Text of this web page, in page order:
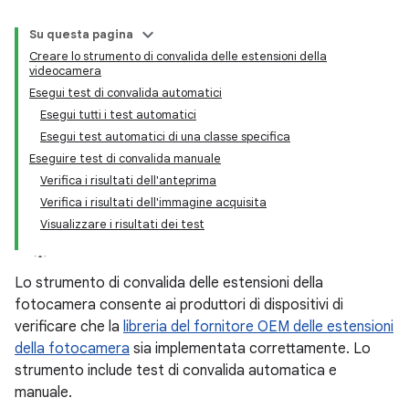
Su questa pagina
Creare lo strumento di convalida delle estensioni della
videocamera
Esegui test di convalida automatici
Esegui tutti i test automatici
Esegui test automatici di una classe specifica
Eseguire test di convalida manuale
Verifica i risultati dell'anteprima
Verifica i risultati dell'immagine acquisita
Visualizzare i risultati dei test
Lo strumento di convalida delle estensioni della
fotocamera consente ai produttori di dispositivi di
verificare che la libreria del fornitore OEM delle estensioni
della fotocamera sia implementata correttamente. Lo
strumento include test di convalida automatica e
manuale.